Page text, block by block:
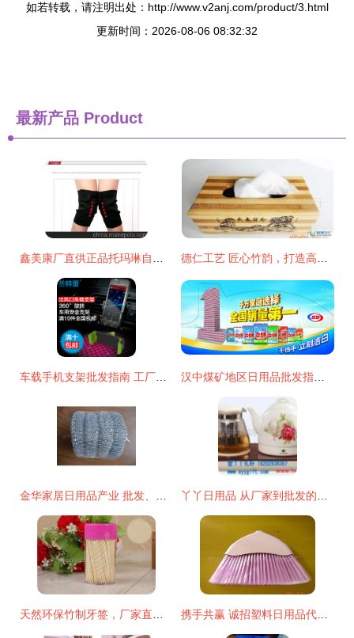
如若转载，请注明出处：http://www.v2anj.com/product/3.html
更新时间：2026-08-06 08:32:32
最新产品 Product